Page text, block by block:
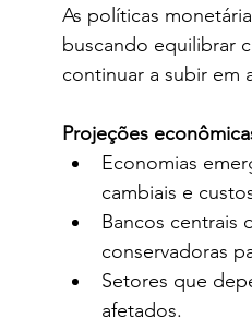
As políticas
buscando equilibrar
continuar a subir em
Projeções
Economias
cambiais e
Bancos centrais
conservadoras
Setores que
afetados.